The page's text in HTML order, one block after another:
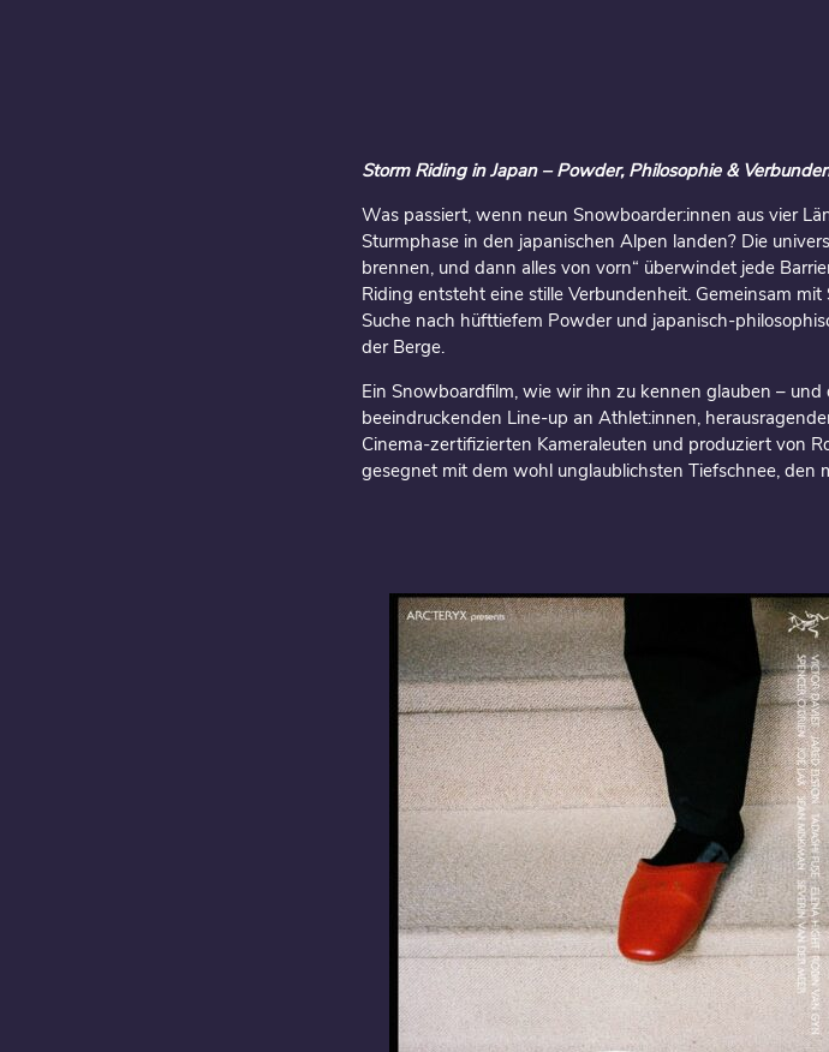
Storm Riding in Japan – Powder, Philosophie &
Was passiert, wenn neun Snowboarder:innen aus vier
Sturmphase in den japanischen Alpen landen? Die
brennen, und dann alles von vorn“ überwindet jede
Riding entsteht eine stille Verbundenheit. Gemeinsam
Suche nach hüfttiefem Powder und japanisch-
der Berge.
Ein Snowboardfilm, wie wir ihn zu kennen glauben –
beeindruckenden Line-up an Athlet:innen,
Cinema-zertifizierten Kameraleuten und produziert von
gesegnet mit dem wohl unglaublichsten Tiefschnee, den